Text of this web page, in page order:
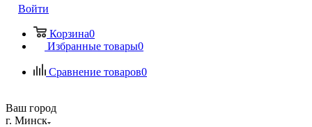
Войти
Корзина0
Избранные товары0
Сравнение товаров0
Ваш город
г. Минск